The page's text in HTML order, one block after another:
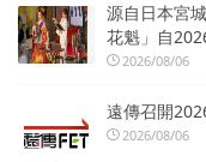
源自日本宮
花魁」自
2026/08/06
遠傳召開
2026/08/06